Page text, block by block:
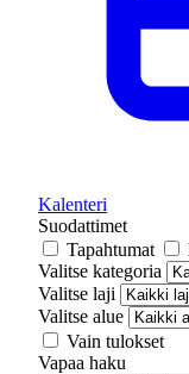
Kalenteri
Suodattimet
Tapahtumat
Valitse kategoria
Valitse laji
Valitse alue
Vain tulokset
Vapaa haku